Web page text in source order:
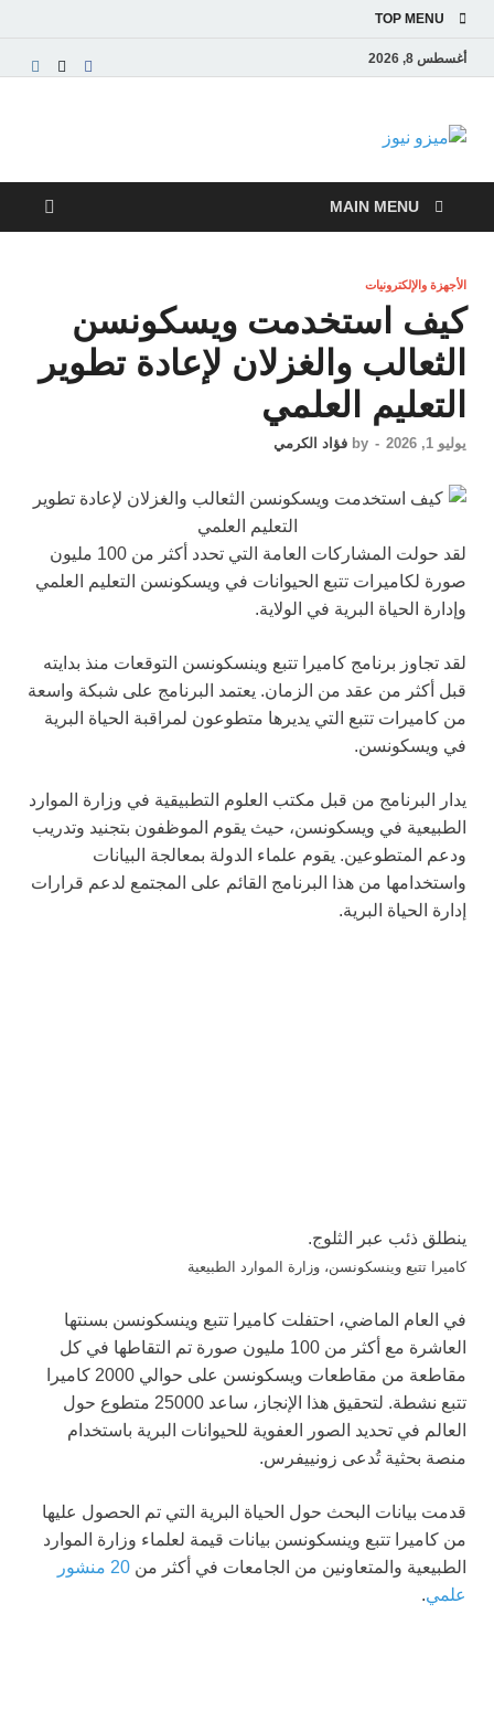
TOP MENU
أغسطس 8, 2026
ميزو نيوز
والاقتصادية
MAIN MENU
الأجهزة والإلكترونيات
كيف استخدمت ويسكونسن
الثعالب والغزلان لإعادة تطوير
التعليم العلمي
يوليو 1, 2026 -
by فؤاد الكرمي
لقد حولت المشاركات العامة التي تحدد أكثر من 100 مليون
صورة لكاميرات تتبع الحيوانات في ويسكونسن التعليم العلمي
وإدارة الحياة البرية في الولاية.
لقد تجاوز برنامج كاميرا تتبع وينسكونسن التوقعات منذ بدايته
قبل أكثر من عقد من الزمان. يعتمد البرنامج على شبكة واسعة
من كاميرات تتبع التي يديرها متطوعون لمراقبة الحياة البرية
في ويسكونسن.
يدار البرنامج من قبل مكتب العلوم التطبيقية في وزارة الموارد
الطبيعية في ويسكونسن، حيث يقوم الموظفون بتجنيد وتدريب
ودعم المتطوعين. يقوم علماء الدولة بمعالجة البيانات
واستخدامها من هذا البرنامج القائم على المجتمع لدعم قرارات
إدارة الحياة البرية.
ينطلق ذئب عبر الثلوج.
كاميرا تتبع وينسكونسن، وزارة الموارد الطبيعية
في العام الماضي، احتفلت كاميرا تتبع وينسكونسن بسنتها
العاشرة مع أكثر من 100 مليون صورة تم التقاطها في كل
مقاطعة من مقاطعات ويسكونسن على حوالي 2000 كاميرا
تتبع نشطة. لتحقيق هذا الإنجاز، ساعد 25000 متطوع حول
العالم في تحديد الصور العفوية للحيوانات البرية باستخدام
منصة بحثية تُدعى زونييفرس.
قدمت بيانات البحث حول الحياة البرية التي تم الحصول عليها
من كاميرا تتبع وينسكونسن بيانات قيمة لعلماء وزارة الموارد
الطبيعية والمتعاونين من الجامعات في أكثر من
20 منشور
علمي.